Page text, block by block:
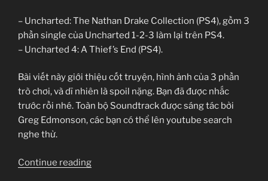
– Uncharted: The Nathan Drake Collection (PS4), gồm 3
phần single của Uncharted 1-2-3 làm lại trên PS4.
– Uncharted 4: A Thief’s End (PS4).
Bài viết này giới thiệu cốt truyện, hình ảnh của 3 phần
trò chơi, và dĩ nhiên là spoil nặng. Bạn đã được nhắc
trước rồi nhé. Toàn bộ Soundtrack được sáng tác bởi
Greg Edmonson, các bạn có thể lên youtube search
nghe thử.
Continue reading“Charted!”